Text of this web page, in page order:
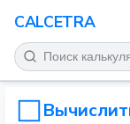
CALCETRA